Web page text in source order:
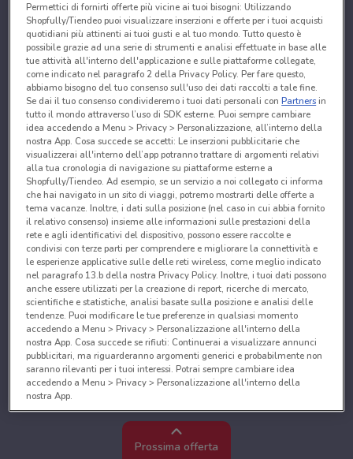
Prossima offerta
Permettici di fornirti offerte più vicine ai tuoi bisogni: Utilizzando
Shopfully/Tiendeo puoi visualizzare inserzioni e offerte per i tuoi acquisti
quotidiani più attinenti ai tuoi gusti e al tuo mondo. Tutto questo è
possibile grazie ad una serie di strumenti e analisi effettuate in base alle
tue attività all'interno dell'applicazione e sulle piattaforme collegate,
come indicato nel paragrafo 2 della Privacy Policy. Per fare questo,
abbiamo bisogno del tuo consenso sull'uso dei dati raccolti a tale fine.
Se dai il tuo consenso condivideremo i tuoi dati personali conPartnersin
tutto il mondo attraverso l’uso di SDK esterne. Puoi sempre cambiare
idea accedendo a Menu > Privacy > Personalizzazione, all’interno della
nostra App. Cosa succede se accetti: Le inserzioni pubblicitarie che
visualizzerai all'interno dell’app potranno trattare di argomenti relativi
alla tua cronologia di navigazione su piattaforme esterne a
Shopfully/Tiendeo. Ad esempio, se un servizio a noi collegato ci informa
che hai navigato in un sito di viaggi, potremo mostrarti delle offerte a
tema vacanze. Inoltre, i dati sulla posizione (nel caso in cui abbia fornito
il relativo consenso) insieme alle informazioni sulle prestazioni della
rete e agli identificativi del dispositivo, possono essere raccolte e
condivisi con terze parti per comprendere e migliorare la connettività e
le esperienze applicative sulle delle reti wireless, come meglio indicato
nel paragrafo 13.b della nostra Privacy Policy. Inoltre, i tuoi dati possono
anche essere utilizzati per la creazione di report, ricerche di mercato,
scientifiche e statistiche, analisi basate sulla posizione e analisi delle
tendenze. Puoi modificare le tue preferenze in qualsiasi momento
accedendo a Menu > Privacy > Personalizzazione all'interno della
nostra App. Cosa succede se rifiuti: Continuerai a visualizzare annunci
pubblicitari, ma riguarderanno argomenti generici e probabilmente non
saranno rilevanti per i tuoi interessi. Potrai sempre cambiare idea
accedendo a Menu > Privacy > Personalizzazione all'interno della
nostra App.
Noi e i nostri partner trattiamo i dati per fornire:
Utilizzare dati di geolocalizzazione precisi. Scansione attiva delle
caratteristiche del dispositivo ai fini dell’identificazione. Archiviare